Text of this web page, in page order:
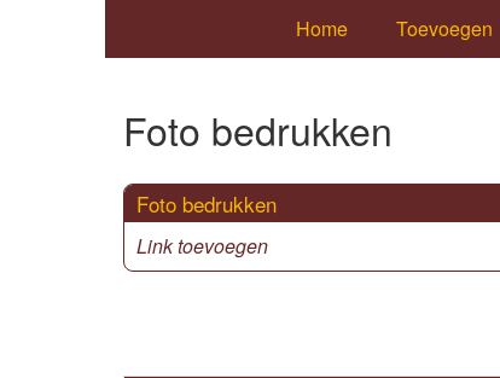
Home Toevoegen
Foto bedrukken
Foto bedrukken
Link toevoegen